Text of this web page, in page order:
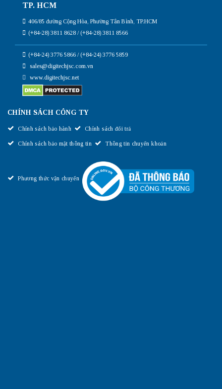
TP. HCM
406/85 đường Cộng Hòa, Phường Tân Bình, TP.HCM
(+84-28) 3811 8628 / (+84-28) 3811 8566
(+84-24) 3776 5866 / (+84-24) 3776 5859
sales@digitechjsc.com.vn
www.digitechjsc.net
CHÍNH SÁCH CÔNG TY
Chính sách bảo hành Chính sách đổi trả
Chính sách bảo mật thông tin Thông tin chuyển khoản
Phương thức vận chuyển